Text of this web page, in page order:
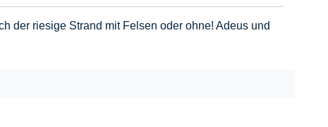
der riesige Strand mit Felsen oder ohne! Adeus und